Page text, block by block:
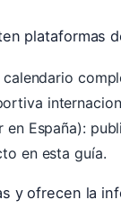
plataformas
España):
en esta guía.
y ofrecen la